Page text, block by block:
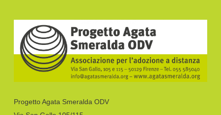
Progetto Agata Smeralda ODV